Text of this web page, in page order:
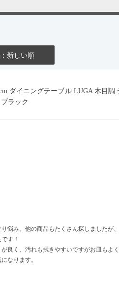
新しい順
ダイニングテーブル LUGA 木目
ラック
悩み、他の商品もたくさん探しました
す！
良く、汚れも拭きやすいですがお皿も
なります。